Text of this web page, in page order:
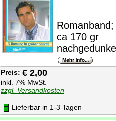
ca 170 gr
Preis: € 2,00
inkl. 7% MwSt.
zzgl. Versandkosten
Lieferbar in 1-3 Tagen